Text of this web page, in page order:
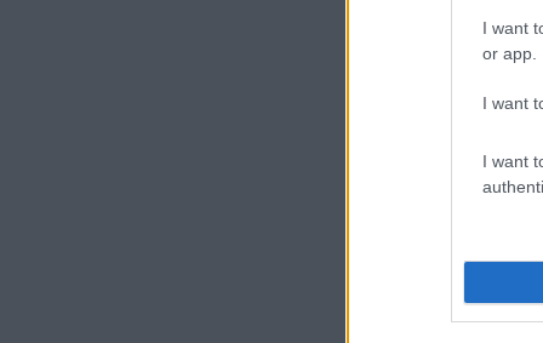
I want
or app.
I want
I want
112.000